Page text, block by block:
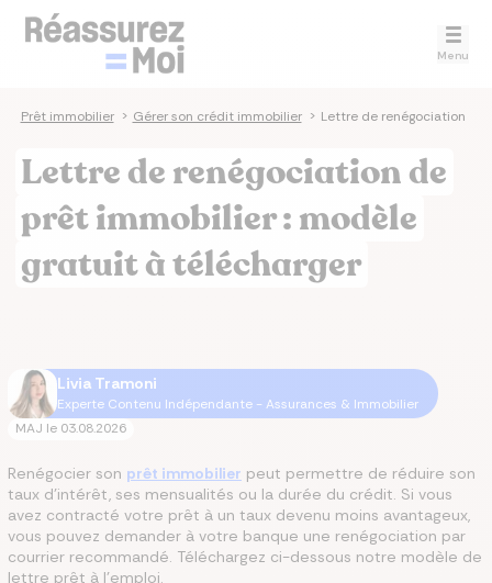
Menu
Prêt immobilier > Gérer son crédit immobilier > Lettre de renégociation
Lettre de renégociation de
prêt immobilier : modèle
gratuit à télécharger
Livia Tramoni
Experte Contenu Indépendante - Assurances & Immobilier
MAJ le 03.08.2026
Renégocier son prêt immobilier peut permettre de réduire son
taux d’intérêt, ses mensualités ou la durée du crédit. Si vous
avez contracté votre prêt à un taux devenu moins avantageux,
vous pouvez demander à votre banque une renégociation par
courrier recommandé. Téléchargez ci-dessous notre modèle de
lettre prêt à l’emploi.